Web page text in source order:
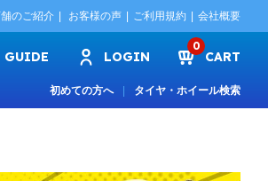
のご紹介 お客様の声 ご利用規約 会社概要
GUIDE LOGIN
0
CART
初めての方へ タイヤ・ホイール検索